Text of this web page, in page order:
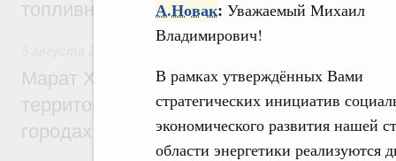
А.Новак: Уважаемый Михаил
Владимирович!
В рамках утверждённых Вами
стратегических инициатив
экономического развития нашей
области энергетики реализуются
топливном рынке
Марат Хуснуллин: Первые проекты
территорий в Донбассе и Новороссии
городах ДНР